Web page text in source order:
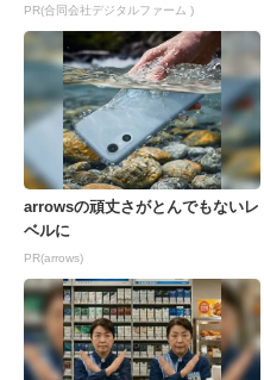
PR(合同会社デジタルファーム )
arrowsの頑丈さがとんでもないレ
ベルに
PR(arrows)